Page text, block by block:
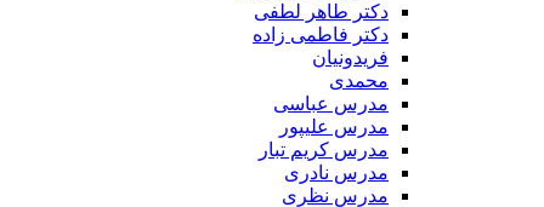
دکتر طاهر لطفی
دکتر فاطمی زاده
فریدونیان
محمدی
مدرس عباسی
مدرس علیپور
مدرس کریم تبار
مدرس نادری
مدرس نظری